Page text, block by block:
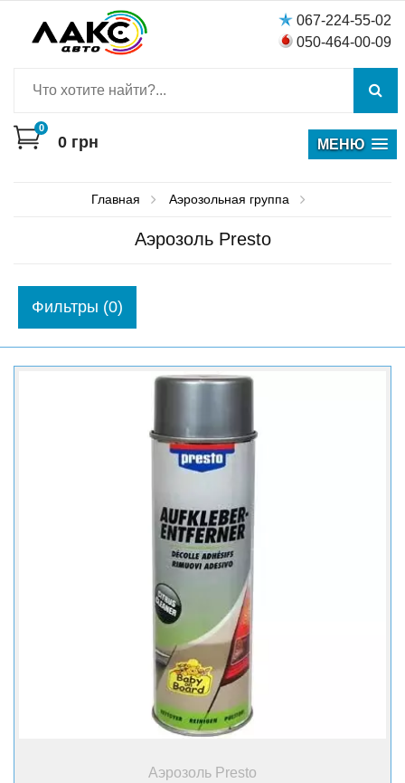
067-224-55-02
050-464-00-09
0
0 грн МЕНЮ
Главная Аэрозольная группа
Аэрозоль Presto
Фильтры (0)
+ Купить
Аэрозоль Presto